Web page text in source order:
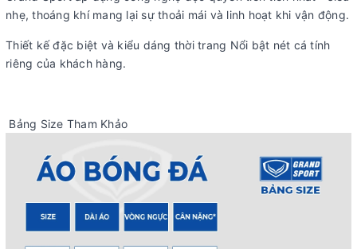
nhẹ, thoáng khí mang lại sự thoải mái và linh hoạt khi vận động.
Thiết kế đặc biệt và kiểu dáng thời trang Nổi bật nét cá tính
riêng của khách hàng.
Bảng Size Tham Khảo